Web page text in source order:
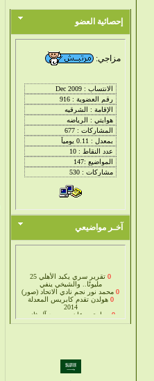
إحصائية العضو
مزاجي:
آخـر مواضيعي
مليونًا.. والشيخي ينفي
محمد نور نجم نادي الاتحاد (صور)
0 هولدن تقدم كابريس المعدلة
2014
سيارة جوعان بن حمد آل ثاني
0
كورفيت 2014 رسميا